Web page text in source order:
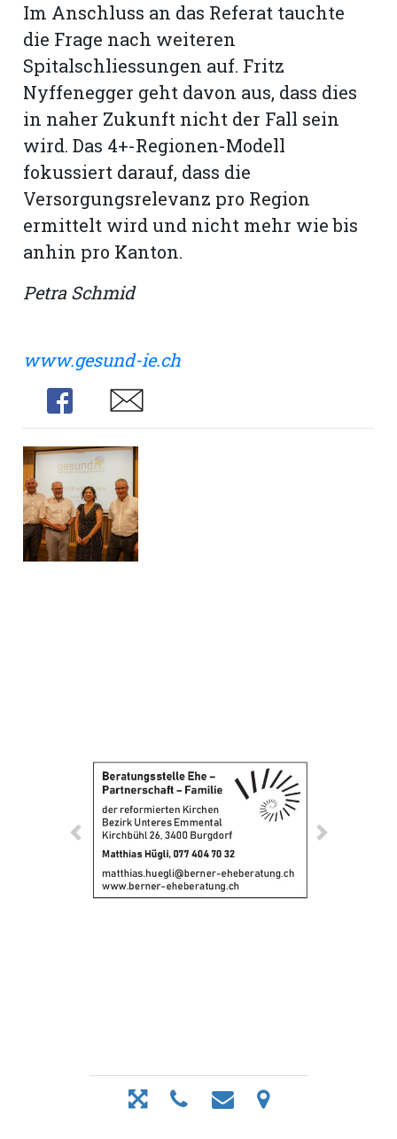
Im Anschluss an das Referat tauchte
die Frage nach weiteren
Spitalschliessungen auf. Fritz
Nyffenegger geht davon aus, dass dies
in naher Zukunft nicht der Fall sein
wird. Das 4+-Regionen-Modell
fokussiert darauf, dass die
Versorgungsrelevanz pro Region
ermittelt wird und nicht mehr wie bis
anhin pro Kanton.
Petra Schmid
www.gesund-ie.ch
Share
Share